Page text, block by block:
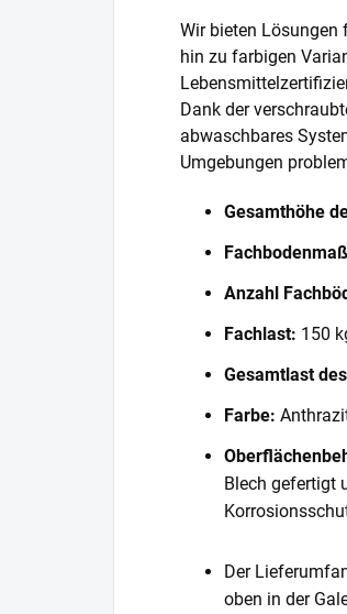
Wir bieten Lösungen
hin zu farbigen
Dank der
abwaschbares
Umgebungen
Gesamthöhe
Anzahl
Fachlast: 150
Gesamtlast
Farbe:
Blech gefertigt
Der
oben in der